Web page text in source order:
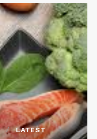
LATEST